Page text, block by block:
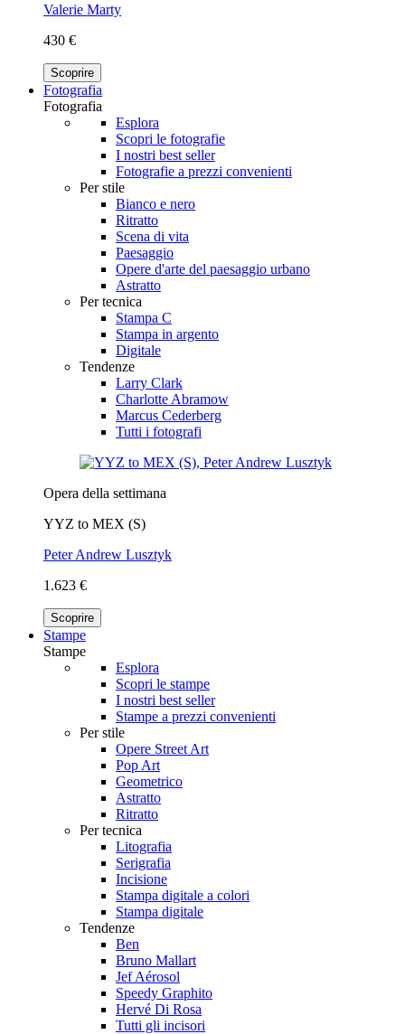
Valerie Marty
430 €
Scoprire
Fotografia
Fotografia
Esplora
Scopri le fotografie
I nostri best seller
Fotografie a prezzi convenienti
Per stile
Bianco e nero
Ritratto
Scena di vita
Paesaggio
Opere d'arte del paesaggio urbano
Astratto
Per tecnica
Stampa C
Stampa in argento
Digitale
Tendenze
Larry Clark
Charlotte Abramow
Marcus Cederberg
Tutti i fotografi
Opera della settimana
YYZ to MEX (S)
Peter Andrew Lusztyk
1.623 €
Scoprire
Stampe
Stampe
Esplora
Scopri le stampe
I nostri best seller
Stampe a prezzi convenienti
Per stile
Opere Street Art
Pop Art
Geometrico
Astratto
Ritratto
Per tecnica
Litografia
Serigrafia
Incisione
Stampa digitale a colori
Stampa digitale
Tendenze
Ben
Bruno Mallart
Jef Aérosol
Speedy Graphito
Hervé Di Rosa
Tutti gli incisori